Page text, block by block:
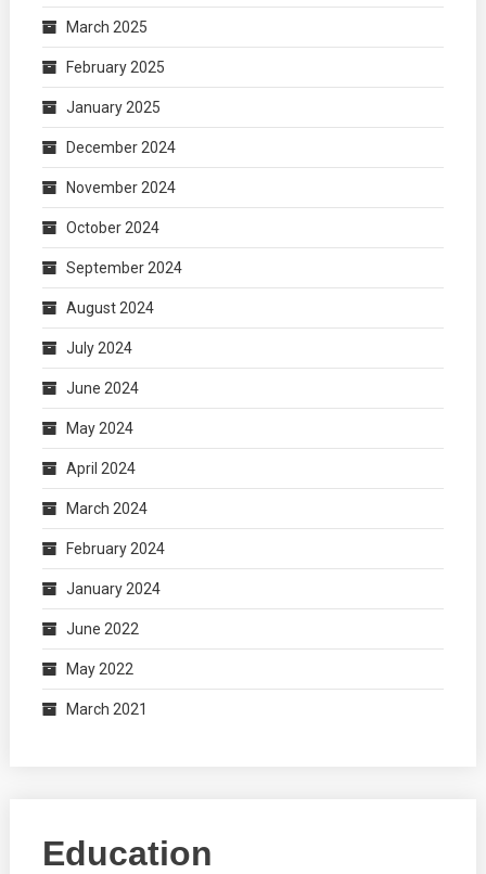
March 2025
February 2025
January 2025
December 2024
November 2024
October 2024
September 2024
August 2024
July 2024
June 2024
May 2024
April 2024
March 2024
February 2024
January 2024
June 2022
May 2022
March 2021
Education